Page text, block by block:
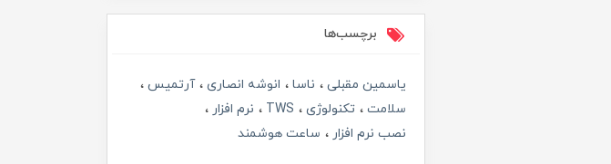
برچسب‌ها
یاسمین مقبلی ناسا انوشه انصاری
آرتمیس
سلامت
تکنولوژی TWS
نرم افزار
نصب نرم افزار
ساعت هوشمند